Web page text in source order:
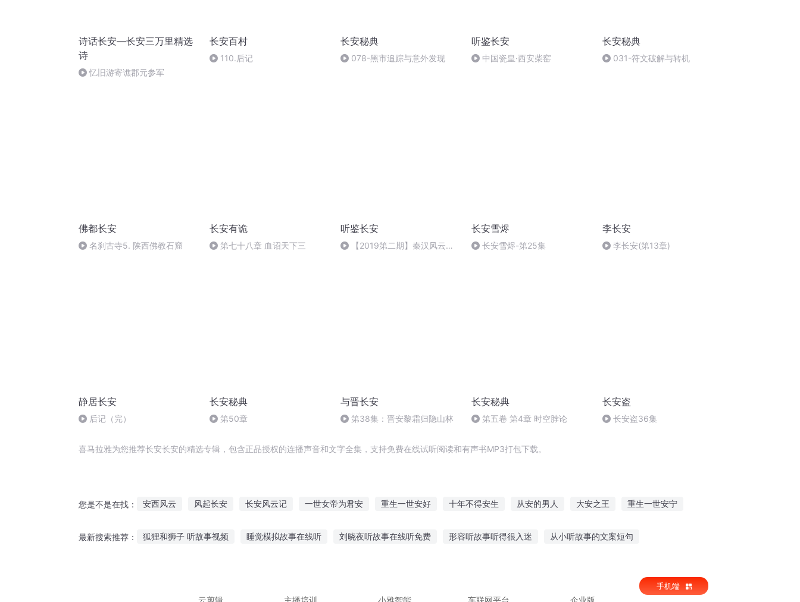
诗话长安—长安三万里精选
诗
忆旧游寄谯郡元参军
长安百村
110.后记
长安秘典
078-黑市追踪与意外发现
听鉴长安
中国瓷皇·西安柴窑
长安秘典
031-符文破解与转机
佛都长安
名刹古寺5. 陕西佛教石窟
长安有诡
第七十八章 血诏天下三
听鉴长安
【2019第二期】秦汉风云—
长安雪烬
长安雪烬-第25集
李长安
李长安(第13章)
静居长安
后记（完）
长安秘典
第50章
与晋长安
第38集：晋安黎霜归隐山林
长安秘典
第五卷 第4章 时空脖论
长安盗
长安盗36集
喜马拉雅为您推荐长安长安的精选专辑，包含正品授权的连播声音和文字全集，支持免费在线试听阅读和有声书MP3打包下载。
您是不是在找： 安西风云 风起长安 长安风云记 一世女帝为君安 重生一世安好 十年不得安生 从安的男人 大安之王 重生一世安宁
最新搜索推荐： 狐狸和狮子 听故事视频 睡觉模拟故事在线听 刘晓夜听故事在线听免费 形容听故事听得很入迷 从小听故事的文案短句
云剪辑
主播培训 小雅智能 车联网平台 企业版
手机端